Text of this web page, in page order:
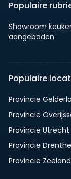
Populaire
Showroom
aangeboden
Populaire
Provincie
Provincie
Provincie Utrecht
Provincie Drenthe
Provincie Zeeland